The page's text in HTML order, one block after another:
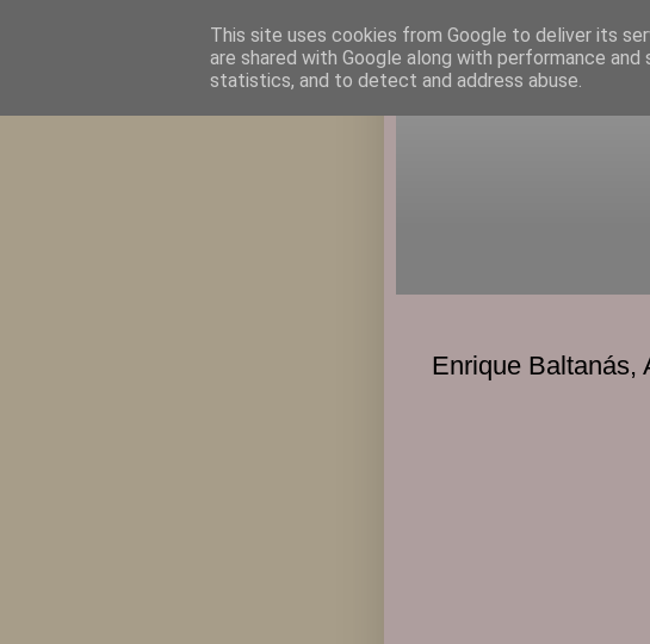
Enrique Baltanás,
This site uses cookies from Google to deliver its
are shared with Google along with performance
statistics, and to detect and address abuse.